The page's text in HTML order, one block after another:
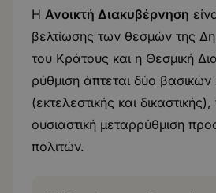
Η Ανοικτή Διακυβέρνηση
βελτίωσης των θεσμών της
του Κράτους και η Θεσμική
ρύθμιση άπτεται δύο βασικών
(εκτελεστικής και
ουσιαστική μεταρρύθμιση
πολιτών.